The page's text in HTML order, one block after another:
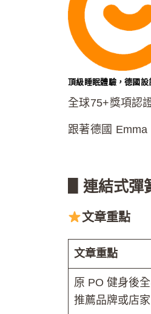
頂級睡眠體驗，德國設
全球75+獎項認
跟著德國 Emma
▋連結式彈
文章重點
文章重點
原 PO 健身後
推薦品牌或店家